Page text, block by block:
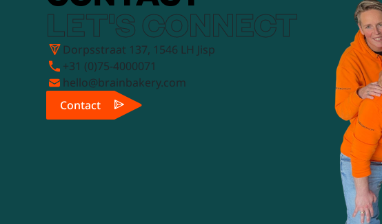
LET'S CONNECT
Dorpsstraat 137, 1546 LH Jisp
+31 (0)75-4000071
hello@brainbakery.com
Contact